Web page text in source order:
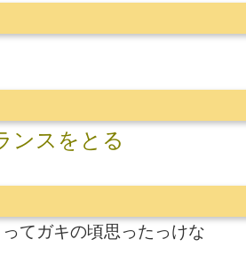
ンスをとる
てガキの頃思ったっけな